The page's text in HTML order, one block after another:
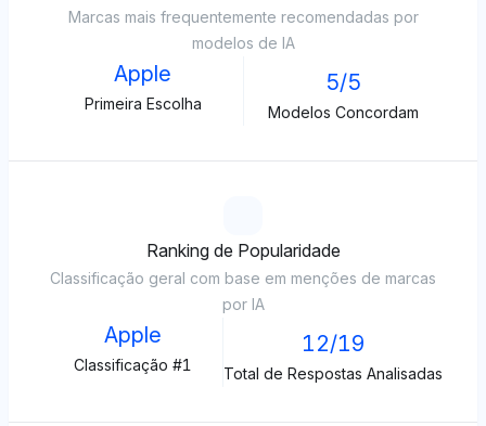
Marcas mais frequentemente recomendadas por
modelos de IA
Apple
Primeira Escolha
5/5
Modelos Concordam
Ranking de Popularidade
Classificação geral com base em menções de marcas
por IA
Apple
Classificação #1
12/19
Total de Respostas Analisadas